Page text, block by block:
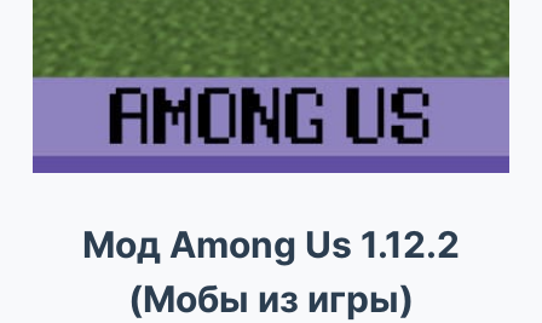
Мод Among Us 1.12.2
(Мобы из игры)